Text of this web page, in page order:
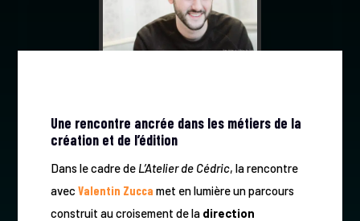
Une rencontre ancrée dans les métiers de la
création et de l’édition
Dans le cadre de L’Atelier de Cédric, la rencontre
avec Valentin Zucca met en lumière un parcours
construit au croisement de la direction